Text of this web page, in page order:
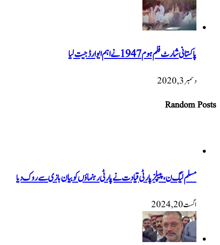
پاکستانی شارٹ فلم ہوم 1947 نےاہم ایوارڈ جیت لیا
دسمبر 3, 2020
Random Posts
مسلم لیگ ن، پیپلز پارٹی قیادت نے پارٹی رہنماؤں کو بیان بازی سے روک دیا
اگست 20, 2024